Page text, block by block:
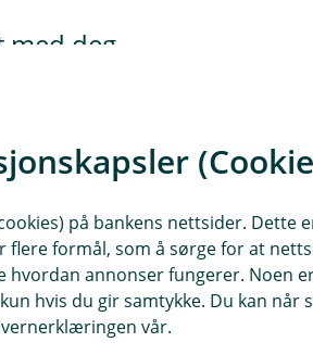
deg.
på bankens nettsider. Dette
flere formål, som å sørge for at
hvordan annonser fungerer. Noen
hvis du gir samtykke. Du kan når
vår.